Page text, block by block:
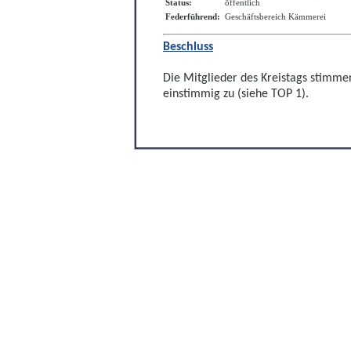
Status:
öffentlich
Federführend: Geschäftsbereich Kämmerei
Beschluss
Die Mitglieder des Kreistags
einstimmig zu (siehe TOP 1).